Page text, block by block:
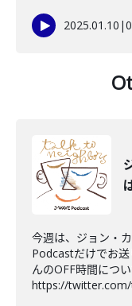
2025.01.10 |
今週は、ジョン・
Podcastだけでお
んのOFF時間につ
https://twitter.com/